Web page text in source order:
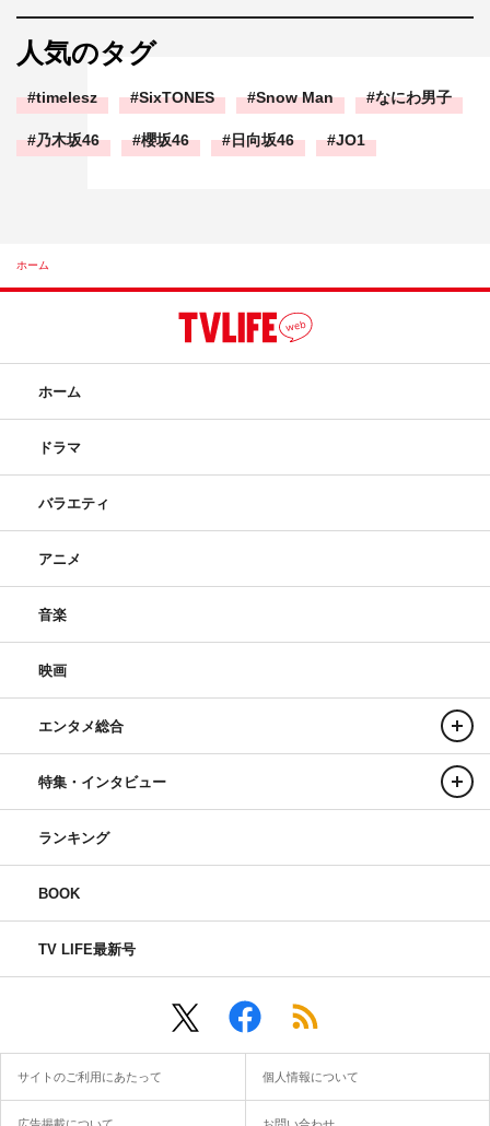
人気のタグ
timelesz SixTONES Snow Man なにわ男子
乃木坂46 櫻坂46 日向坂46 JO1
ホーム
ホーム
ドラマ
バラエティ
アニメ
音楽
映画
エンタメ総合
特集・インタビュー
ランキング
BOOK
TV LIFE最新号
サイトのご利用にあたって 個人情報について